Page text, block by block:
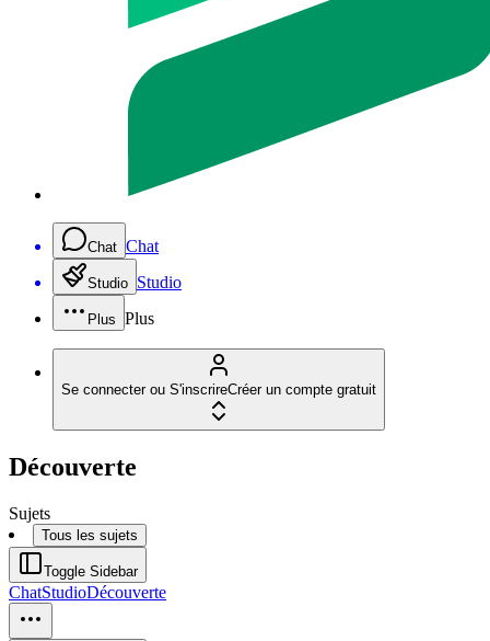
Chat Chat
Studio Studio
Plus Plus
Se connecter ou S'inscrireCréer un compte gratuit
Découverte
Sujets
Tous les sujets
Toggle Sidebar
ChatStudioDécouverte